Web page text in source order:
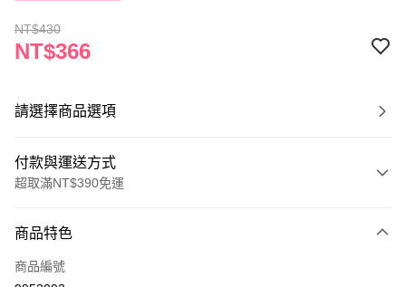
NT$430
NT$366
請選擇商品選項
付款與運送方式
超取滿NT$390免運
POYA支付
信用卡一次付款
商品特色
商品編號